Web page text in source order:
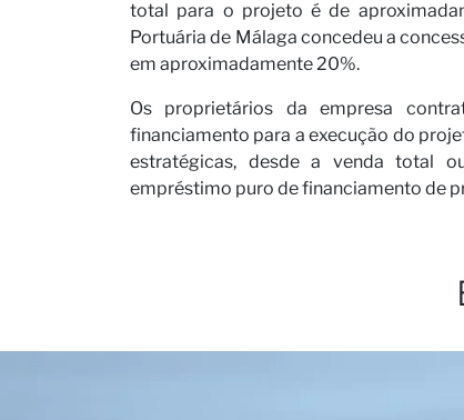
Seja
total para o projeto é de
Portuária de Málaga concedeu a
em aproximadamente 20%.
Os proprietários da empresa
financiamento para a execução do
estratégicas, desde a venda total
empréstimo puro de financiamento de